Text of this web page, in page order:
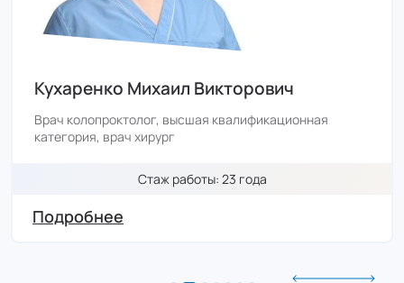
Радиоволновая терапия шейки матки аппаратом
"Surgitron"
новообразований (кондилом) аппаратом
цена с налоговым вычетом
Кухаренко Михаил Викторович
Врач колопроктолог, высшая квалификационная
категория, врач хирург
Стаж работы: 23 года
Подробнее